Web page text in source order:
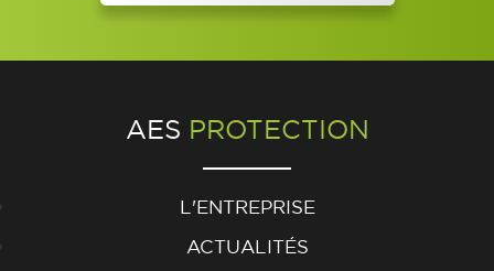
AES PROTECTION
L'ENTREPRISE
ACTUALITÉS